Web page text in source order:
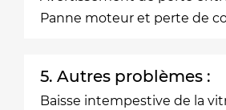
Panne moteur et perte de
5. Autres problèmes :
Baisse intempestive de la